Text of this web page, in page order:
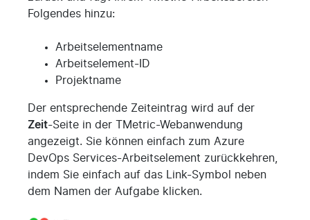
Folgendes hinzu:
Arbeitselementname
Arbeitselement-ID
Projektname
Der entsprechende Zeiteintrag wird auf der
Zeit-Seite in der TMetric-Webanwendung
angezeigt. Sie können einfach zum Azure
DevOps Services-Arbeitselement zurückkehren,
indem Sie einfach auf das Link-Symbol neben
dem Namen der Aufgabe klicken.